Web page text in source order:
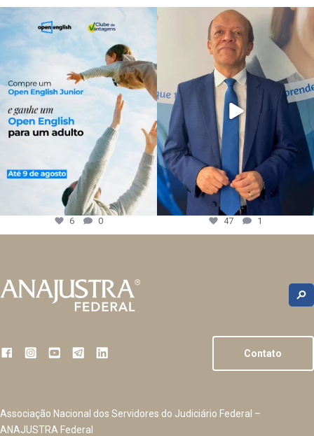
6 0 47 1
Contato
Associação Nacional dos Servidores do Judiciário Federal –
ANAJUSTRA Federal